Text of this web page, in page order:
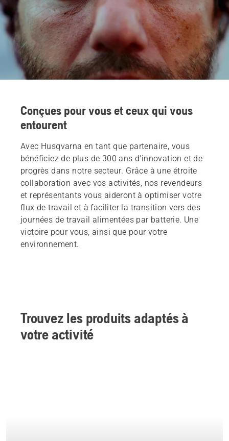
Conçues pour vous et ceux qui vous
entourent
Avec Husqvarna en tant que partenaire, vous
bénéficiez de plus de 300 ans d'innovation et de
progrès dans notre secteur. Grâce à une étroite
collaboration avec vos activités, nos revendeurs
et représentants vous aideront à optimiser votre
flux de travail et à faciliter la transition vers des
journées de travail alimentées par batterie. Une
victoire pour vous, ainsi que pour votre
environnement.
Trouvez les produits adaptés à
votre activité